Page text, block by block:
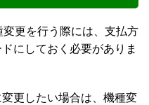
更を行う際には、支払方
にしておく必要がありま
更したい場合は、機種変